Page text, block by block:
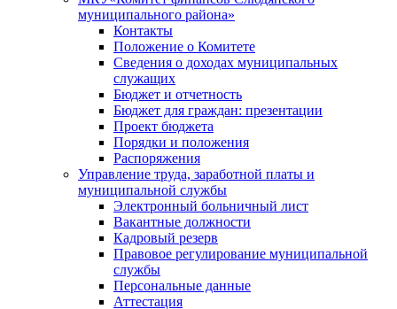
муниципального района»
Контакты
Положение о Комитете
Сведения о доходах муниципальных
служащих
Бюджет и отчетность
Бюджет для граждан: презентации
Проект бюджета
Порядки и положения
Распоряжения
Управление труда, заработной платы и
муниципальной службы
Электронный больничный лист
Вакантные должности
Кадровый резерв
Правовое регулирование муниципальной
службы
Персональные данные
Аттестация